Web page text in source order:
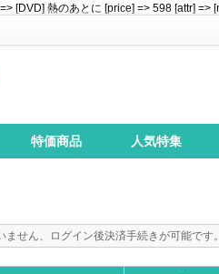
[DVD] 熱のあとに [price] => 598 [attr] =>
特価商品 人気特集
ません、ログイン後決済手続きが可能です